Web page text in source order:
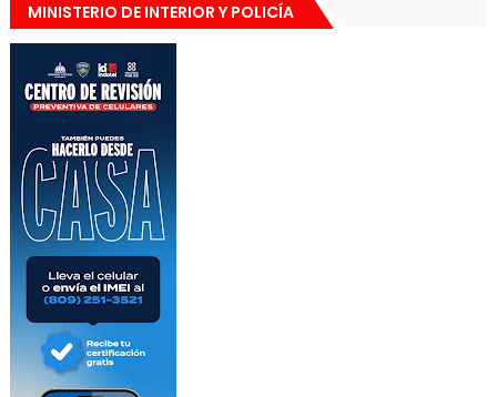
MINISTERIO DE INTERIOR Y POLICÍA